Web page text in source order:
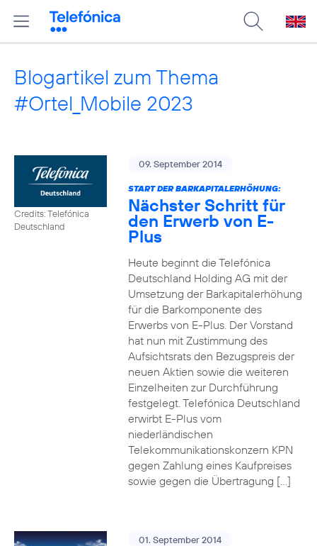
Blogartikel zum Thema
#Ortel_Mobile 2023
Credits: Telefónica
Deutschland
09. September 2014
START DER BARKAPITALERHÖHUNG:
Nächster Schritt für
den Erwerb von E-
Plus
Heute beginnt die Telefónica
Deutschland Holding AG mit der
Umsetzung der Barkapitalerhöhung
für die Barkomponente des
Erwerbs von E-Plus. Der Vorstand
hat nun mit Zustimmung des
Aufsichtsrats den Bezugspreis der
neuen Aktien sowie die weiteren
Einzelheiten zur Durchführung
festgelegt. Telefónica Deutschland
erwirbt E-Plus vom
niederländischen
Telekommunikationskonzern KPN
gegen Zahlung eines Kaufpreises
sowie gegen die Übertragung […]
01. September 2014